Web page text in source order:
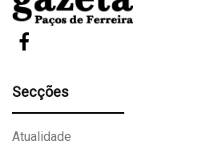
Secções
Atualidade